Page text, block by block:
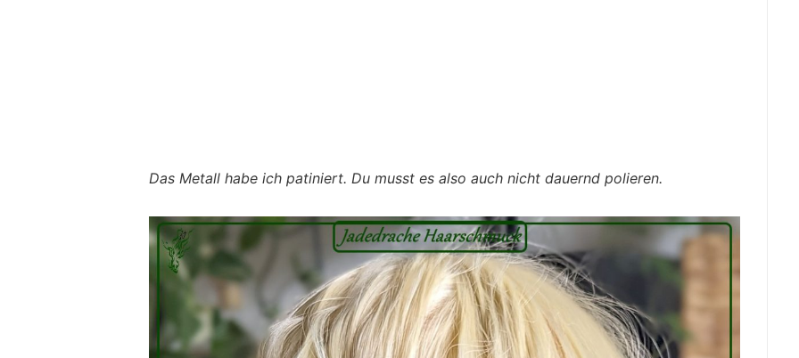
Das Metall habe ich patiniert. Du musst es also auch nicht dauernd polieren.